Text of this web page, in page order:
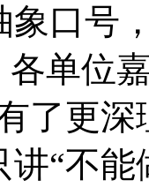
象口号
单位
了更
讲“不